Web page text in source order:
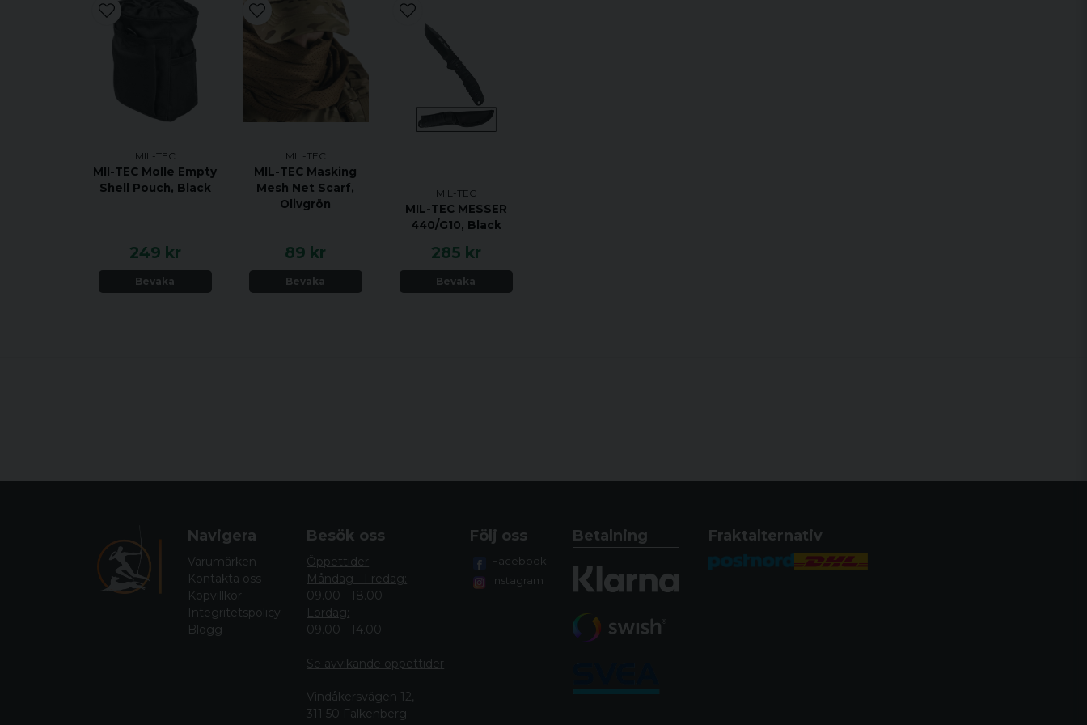
MIL-TEC
MIl-TEC Molle Empty
Shell Pouch, Black
249 kr
Bevaka
MIL-TEC
MIL-TEC Masking
Mesh Net Scarf,
Olivgrön
89 kr
Bevaka
MIL-TEC
MIL-TEC MESSER
440/G10, Black
285 kr
Bevaka
Navigera
Varumärken
Kontakta oss
Köpvillkor
Integritetspolicy
Blogg
Besök oss
Öppettider
Måndag - Fredag:
09.00 - 18.00
Lördag:
09.00 - 14.00
Se avvikande öppettider
Vindåkersvägen 12,
311 50 Falkenberg
Följ oss
Facebook
Instagram
Betalning Fraktalternativ